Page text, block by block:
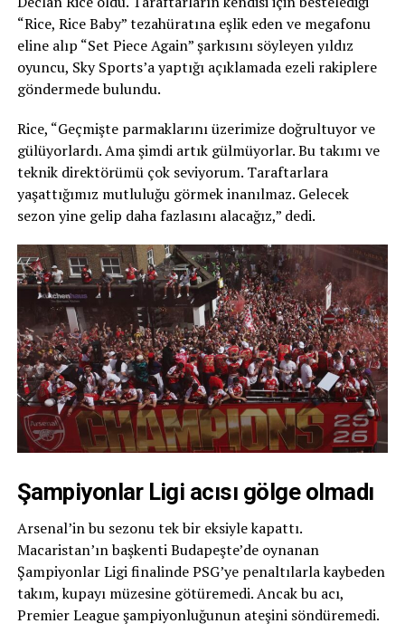
“Rice, Rice Baby” tezahüratına eşlik eden ve megafonu
eline alıp “Set Piece Again” şarkısını söyleyen yıldız
oyuncu, Sky Sports’a yaptığı açıklamada ezeli rakiplere
göndermede bulundu.
Rice, “Geçmişte parmaklarını üzerimize doğrultuyor ve
gülüyorlardı. Ama şimdi artık gülmüyorlar. Bu takımı ve
teknik direktörümü çok seviyorum. Taraftarlara
yaşattığımız mutluluğu görmek inanılmaz. Gelecek
sezon yine gelip daha fazlasını alacağız,” dedi.
Şampiyonlar Ligi acısı gölge olmadı
Arsenal’in bu sezonu tek bir eksiyle kapattı.
Macaristan’ın başkenti Budapeşte’de oynanan
Şampiyonlar Ligi finalinde PSG’ye penaltılarla kaybeden
takım, kupayı müzesine götüremedi. Ancak bu acı,
Premier League şampiyonluğunun ateşini söndüremedi.